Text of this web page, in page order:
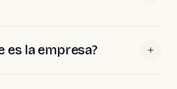
es la empresa?